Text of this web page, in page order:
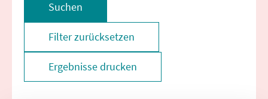
Suchen
Filter zurücksetzen
Ergebnisse drucken